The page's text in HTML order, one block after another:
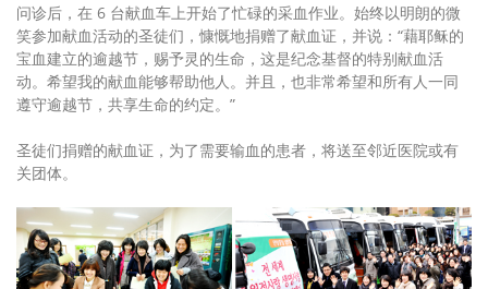
问诊后，在 6 台献血车上开始了忙碌的采血作业。始终以明朗的微
笑参加献血活动的圣徒们，慷慨地捐赠了献血证，并说：“藉耶稣的
宝血建立的逾越节，赐予灵的生命，这是纪念基督的特别献血活
动。希望我的献血能够帮助他人。并且，也非常希望和所有人一同
遵守逾越节，共享生命的约定。”
圣徒们捐赠的献血证，为了需要输血的患者，将送至邻近医院或有
关团体。